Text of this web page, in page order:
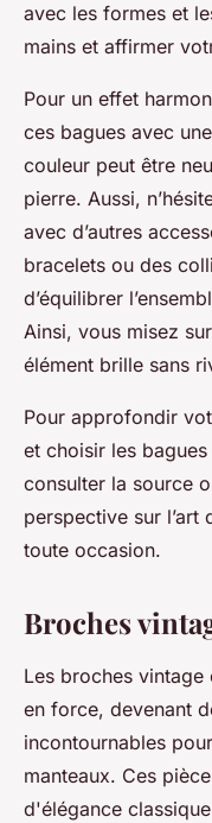
avec les formes et
mains et affirmer
Pour un effet
ces bagues avec
couleur peut être
pierre. Aussi,
avec d’autres
bracelets ou des
d’équilibrer
Ainsi, vous misez
élément brille sans
Pour approfondir
et choisir les
consulter la source
perspective sur l’art
toute occasion.
Broches
Les broches
en force, devenant
incontournables
manteaux. Ces
d'élégance